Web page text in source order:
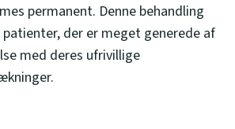
permanent. Denne behandling
der er meget generede af
med deres ufrivillige